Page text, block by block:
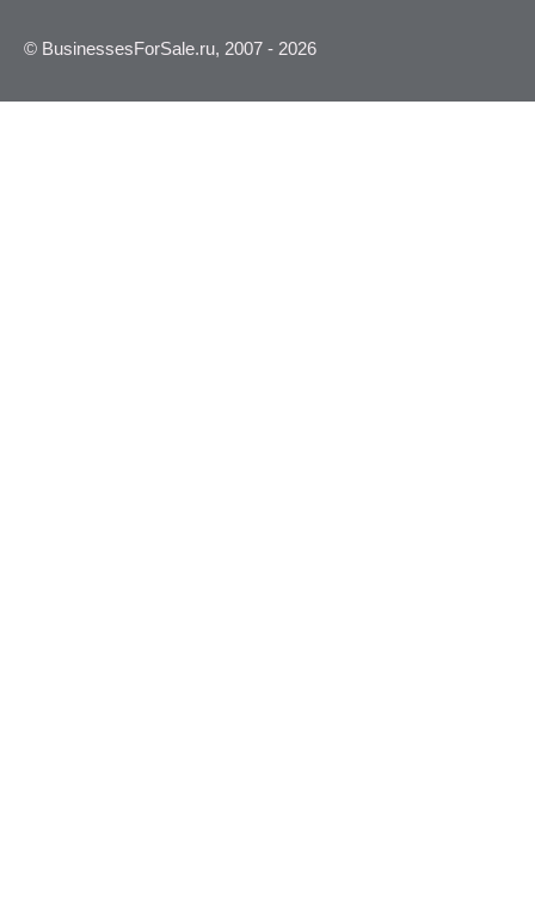
© BusinessesForSale.ru, 2007 - 2026